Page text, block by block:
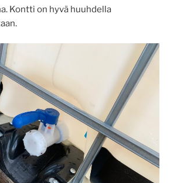
Kontti on hyvä huuhdella